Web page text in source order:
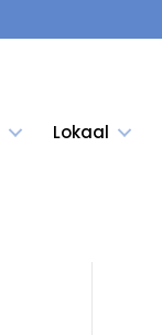
Lokaal